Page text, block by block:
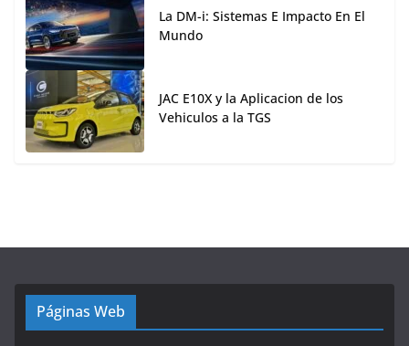
La DM-i: Sistemas E Impacto En El
Mundo
JAC E10X y la Aplicacion de los
Vehiculos a la TGS
Páginas Web